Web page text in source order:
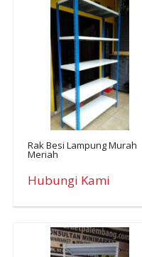
Rak Besi Lampung Murah
Meriah
Hubungi Kami